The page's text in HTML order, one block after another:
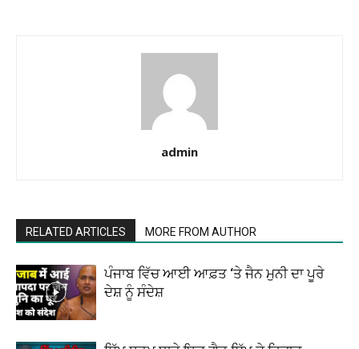
admin
RELATED ARTICLES MORE FROM AUTHOR
ਪੰਜਾਬ ਵਿੱਚ ਆਈ ਆਫ਼ਤ ‘ਤੇ ਜੈਨ ਮੁਨੀ ਦਾ ਪੂਰੇ
ਦੇਸ਼ ਨੂੰ ਸੰਦੇਸ਼